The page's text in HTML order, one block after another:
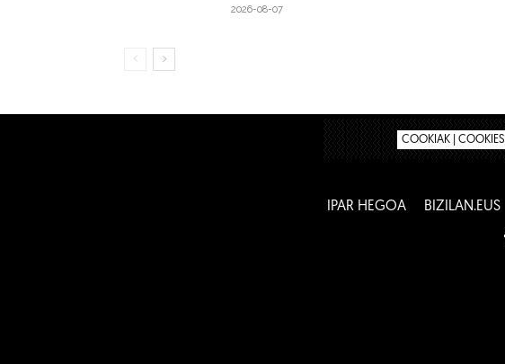
2026-08-07
COOKIAK | COOKIES
IPAR HEGOA BIZILAN.EUS